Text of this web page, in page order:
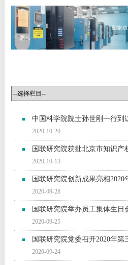
中国科学院院士孙世刚一行到
2020-10-20
国联研究院获批北京市知识产
2020-10-13
国联研究院创新成果亮相2020
2020-09-28
国联研究院举办员工集体生日
2020-09-25
国联研究院党委召开2020年第
2020-09-24